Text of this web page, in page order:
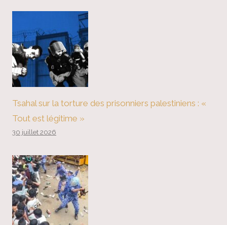
Tsahal sur la torture des prisonniers palestiniens : «
Tout est légitime »
30 juillet 2026